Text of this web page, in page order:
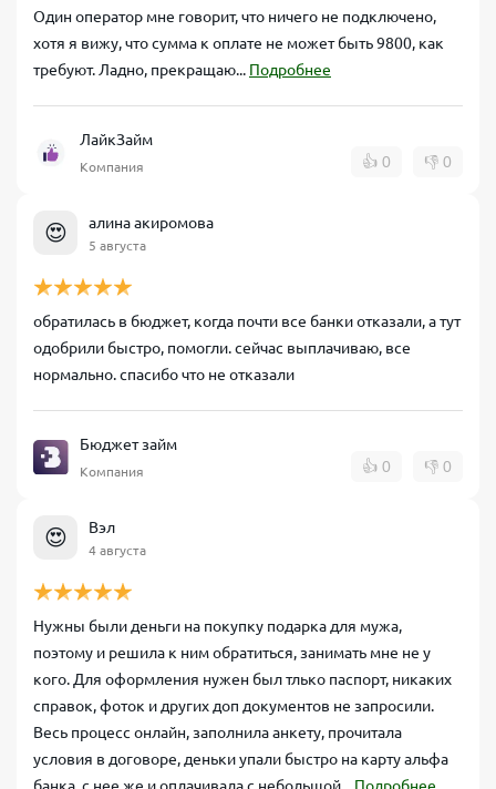
Один оператор мне говорит, что ничего не подключено,
хотя я вижу, что сумма к оплате не может быть 9800, как
требуют. Ладно, прекращаю... Подробнее
ЛайкЗайм
Компания 👍 0 👎 0
😍 алина акиромова
5 августа
обратилась в бюджет, когда почти все банки отказали, а тут
одобрили быстро, помогли. сейчас выплачиваю, все
нормально. спасибо что не отказали
Бюджет займ
Компания 👍 0 👎 0
😍 Вэл
4 августа
Нужны были деньги на покупку подарка для мужа,
поэтому и решила к ним обратиться, занимать мне не у
кого. Для оформления нужен был тлько паспорт, никаких
справок, фоток и других доп документов не запросили.
Весь процесс онлайн, заполнила анкету, прочитала
условия в договоре, деньки упали быстро на карту альфа